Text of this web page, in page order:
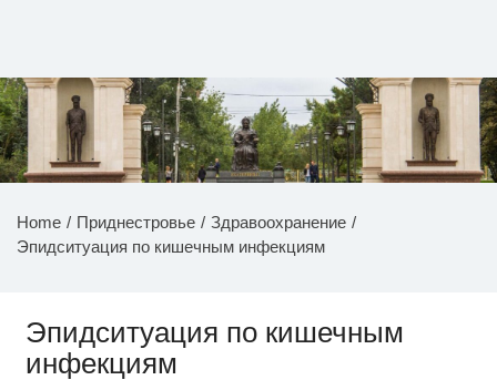
НОВОСТИ ПРИДНЕСТРОВЬЯ
Home Приднестровье
Здравоохранение
Эпидситуация по кишечным инфекциям
Эпидситуация по кишечным
инфекциям